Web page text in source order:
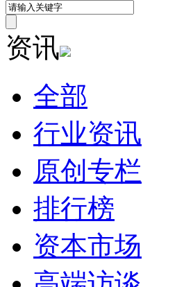
资讯
全部
行业资讯
原创专栏
排行榜
资本市场